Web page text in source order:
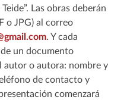
Las obras deberán
o JPG) al correo
. Y cada
un documento
autor o autora: nombre y
de contacto y
comenzará